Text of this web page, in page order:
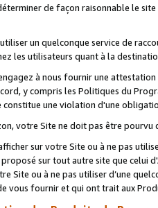
de façon raisonnable le
un quelconque service de
les utilisateurs quant à la
à nous fournir une
y compris les Politiques du
une violation d'une
votre Site ne doit pas être
sur votre Site ou à ne pas
sur tout autre site que celui
Site ou à ne pas utiliser d’une
vous fournir et qui ont trait aux